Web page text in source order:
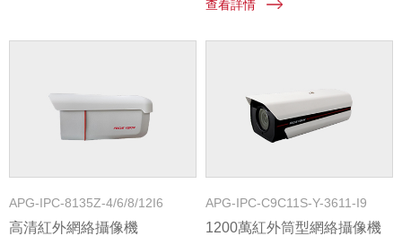
查看詳情
APG-IPC-8135Z-4/6/8/12I6
高清紅外網絡攝像機
APG-IPC-C9C11S-Y-3611-I9
1200萬紅外筒型網絡攝像機